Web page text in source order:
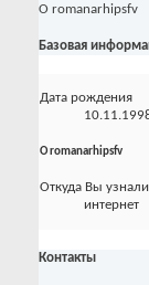
О romanarhipsfv
Базовая
Дата рождения
О romanarhipsfv
Откуда Вы
интернет
Контакты